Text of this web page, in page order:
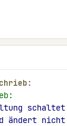
ändert